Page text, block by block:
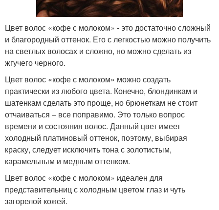
Цвет волос «кофе с молоком» - это достаточно сложный
и благородный оттенок. Его с легкостью можно получить
на светлых волосах и сложно, но можно сделать из
жгучего черного.
Цвет волос «кофе с молоком» можно создать
практически из любого цвета. Конечно, блондинкам и
шатенкам сделать это проще, но брюнеткам не стоит
отчаиваться – все поправимо. Это только вопрос
времени и состояния волос. Данный цвет имеет
холодный платиновый оттенок, поэтому, выбирая
краску, следует исключить тона с золотистым,
карамельным и медным оттенком.
Цвет волос «кофе с молоком» идеален для
представительниц с холодным цветом глаз и чуть
загорелой кожей.